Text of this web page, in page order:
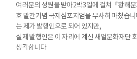
여러분의 성원을 받아2박3일에 걸쳐 『황해
호 발간기념 국제심포지엄을 무사히 마쳤습니
는 제가 발행인으로 되어 있지만,
실제 발행인은 이 자리에 계신 새얼문화재단
생각합니다